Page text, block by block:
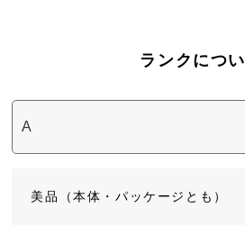
ランクにつ
美品（本体・パッケージとも）